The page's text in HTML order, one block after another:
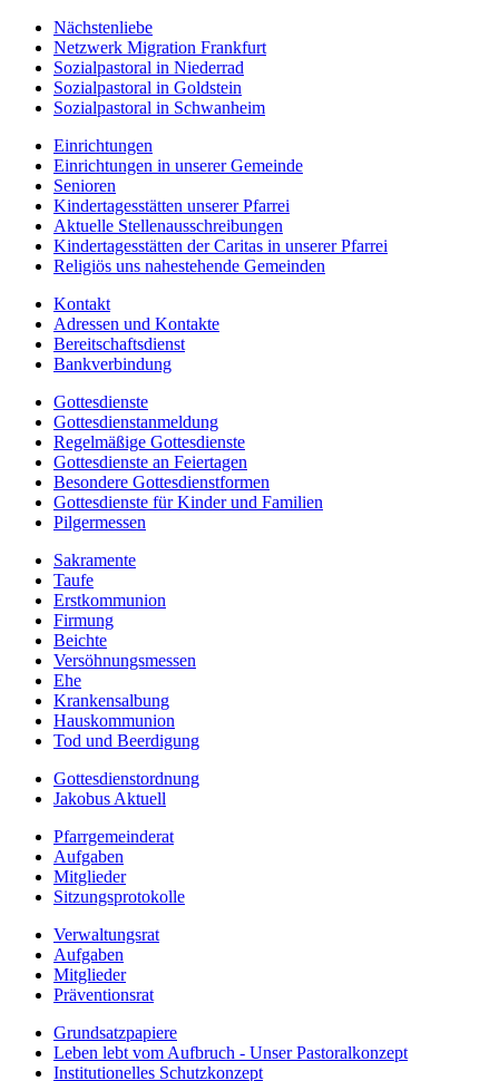
Nächstenliebe
Netzwerk Migration Frankfurt
Sozialpastoral in Niederrad
Sozialpastoral in Goldstein
Sozialpastoral in Schwanheim
Einrichtungen
Einrichtungen in unserer Gemeinde
Senioren
Kindertagesstätten unserer Pfarrei
Aktuelle Stellenausschreibungen
Kindertagesstätten der Caritas in unserer Pfarrei
Religiös uns nahestehende Gemeinden
Kontakt
Adressen und Kontakte
Bereitschaftsdienst
Bankverbindung
Gottesdienste
Gottesdienstanmeldung
Regelmäßige Gottesdienste
Gottesdienste an Feiertagen
Besondere Gottesdienstformen
Gottesdienste für Kinder und Familien
Pilgermessen
Sakramente
Taufe
Erstkommunion
Firmung
Beichte
Versöhnungsmessen
Ehe
Krankensalbung
Hauskommunion
Tod und Beerdigung
Gottesdienstordnung
Jakobus Aktuell
Pfarrgemeinderat
Aufgaben
Mitglieder
Sitzungsprotokolle
Verwaltungsrat
Aufgaben
Mitglieder
Präventionsrat
Grundsatzpapiere
Leben lebt vom Aufbruch - Unser Pastoralkonzept
Institutionelles Schutzkonzept